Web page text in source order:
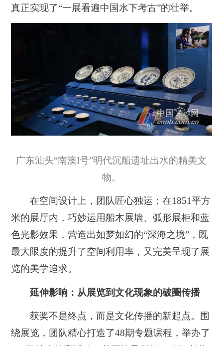
真正实现了“一展看遍中国水下考古”的壮举。
广东汕头“南澳I号”明代沉船遗址出水的精美文
物。
在空间设计上，团队匠心独运：在1851平方
米的展厅内，巧妙运用船木展墙、弧形展柜和蓝
色光影效果，营造出如梦如幻的“深海之境”，既
最大限度的提升了空间利用率，又完美呈现了展
览的美学追求。
延伸影响：从展览到文化现象的破圈传播
获奖不是终点，而是文化传播的新起点。围
绕展览，团队精心打造了48期专题课程，举办了